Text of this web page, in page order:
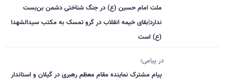
ملت امام حسین (ع) در جنگ شناختی دشمن بن‌بست
ندارد|بقای خیمه انقلاب در گرو تمسک به مکتب سیدالشهدا
(ع) است
در پیامی؛
پیام مشترک نماینده مقام معظم رهبری در گیلان و استاندار